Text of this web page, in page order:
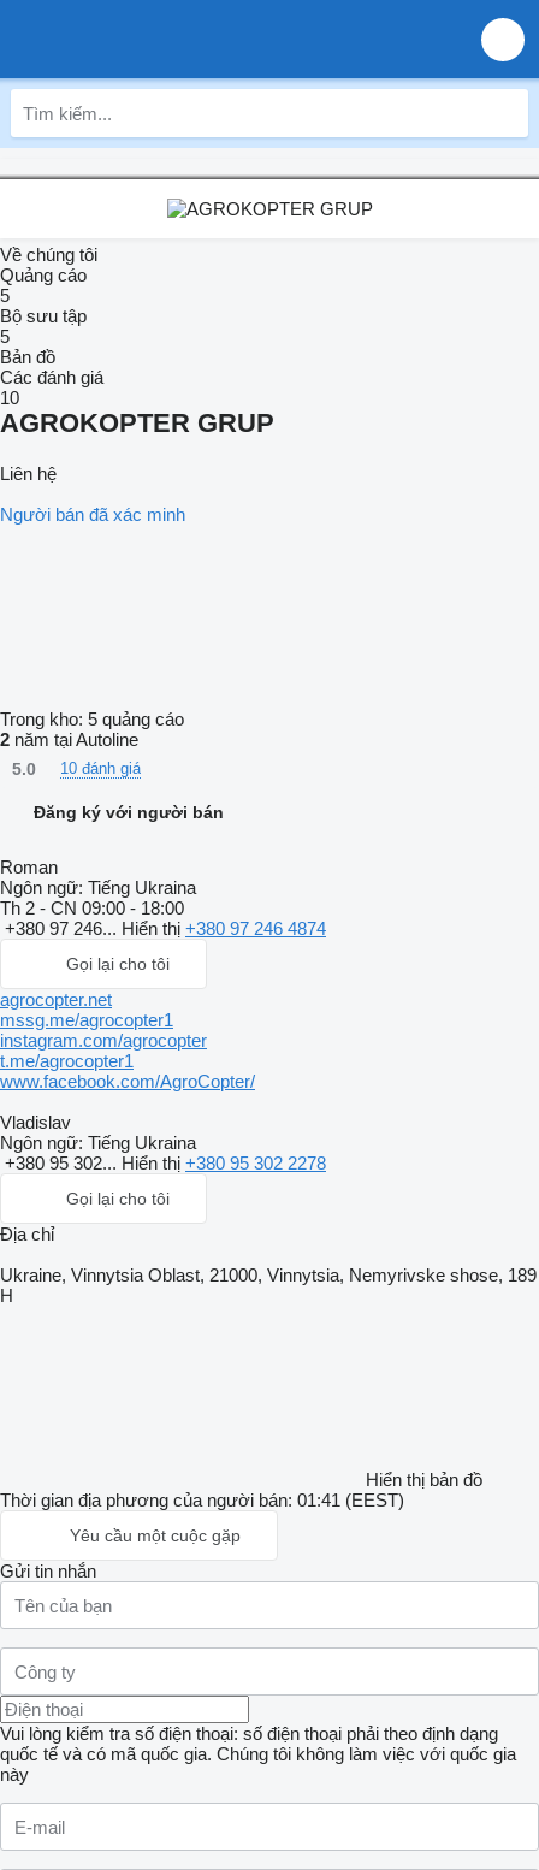
Về chúng tôi
Quảng cáo
5
Bộ sưu tập
5
Bản đồ
Các đánh giá
10
AGROKOPTER GRUP
Liên hệ
Người bán đã xác minh
Trong kho: 5 quảng cáo
2 năm tại Autoline
5.0 10 đánh giá
Đăng ký với người bán
Roman
Ngôn ngữ: Tiếng Ukraina
Th 2 - CN 09:00 - 18:00
+380 97 246... Hiển thị +380 97 246 4874
Gọi lại cho tôi
agrocopter.net
mssg.me/agrocopter1
instagram.com/agrocopter
t.me/agrocopter1
www.facebook.com/AgroCopter/
Vladislav
Ngôn ngữ: Tiếng Ukraina
+380 95 302... Hiển thị +380 95 302 2278
Gọi lại cho tôi
Địa chỉ
Ukraine, Vinnytsia Oblast, 21000, Vinnytsia, Nemyrivske shose, 189
H
Hiển thị bản đồ
Thời gian địa phương của người bán: 01:41 (EEST)
Yêu cầu một cuộc gặp
Gửi tin nhắn
Vui lòng kiểm tra số điện thoại: số điện thoại phải theo định dạng
quốc tế và có mã quốc gia. Chúng tôi không làm việc với quốc gia
này